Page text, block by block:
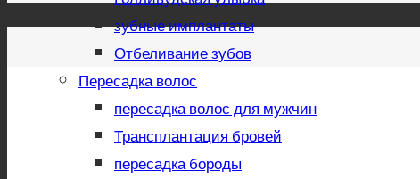
зубные имплантаты
Отбеливание зубов
Пересадка волос
пересадка волос для мужчин
Трансплантация бровей
пересадка бороды